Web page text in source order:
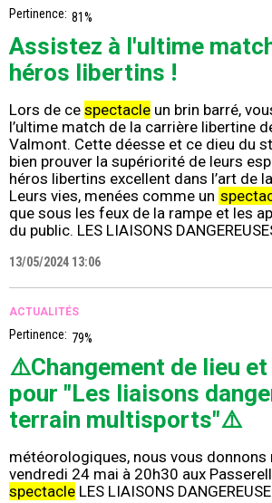
Pertinence: 81%
Assistez à l'ultime
héros libertins !
Lors de ce spectacle un brin barré,
l’ultime match de la carrière libertine
Valmont. Cette déesse et ce dieu du
bien prouver la supériorité de leurs
héros libertins excellent dans l’art de
Leurs vies, menées comme un
que sous les feux de la rampe et les
du public. LES LIAISONS
13/05/2024 13:06
ACTUALITÉS
Pertinence: 79%
⚠️Changement de lieu
pour "Les liaisons
terrain multisports"⚠️
météorologiques, nous vous donnons
vendredi 24 mai à 20h30 aux
spectacle LES LIAISONS